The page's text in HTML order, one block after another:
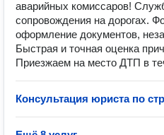
аварийных комиссаров!
сопровождения на дорогах.
оформление документов,
Быстрая и точная оценка
Приезжаем на место ДТП в
Консультация юриста по